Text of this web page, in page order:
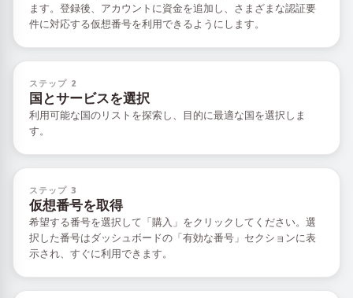
ます。登録後、アカウントに資金を追加し、さまざまな認証要
件に対応する仮想番号を利用できるようにします。
ステップ 2
国とサービスを選択
利用可能な国のリストを探索し、目的に最適な国を選択しま
す。
ステップ 3
仮想番号を取得
希望する番号を選択して「購入」をクリックしてください。選
択した番号はダッシュボードの「有効な番号」セクションに表
示され、すぐに利用できます。